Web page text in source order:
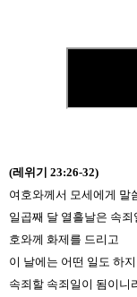
(레위기 23:26-32)
여호와께서 모세에게 말
일곱째 달 열흘날은 속
호와께 화제를 드리고
이 날에는 어떤 일도 하
속죄할 속죄일이 됨이니